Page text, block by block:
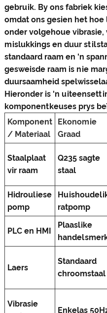
gebruik. By ons fabriek
omdat ons gesien het
onder volgehoue
mislukkings en duur
standaard raam en 'n
gesweisde raam is nie
duursaamheid
Hieronder is 'n
komponentkeuses prys
Komponent
/ Materiaal
Ekonomie
Graad
Staalplaat
vir raam
Q235 sagte
staal
Hidrouliese
pomp
ratpomp
PLC en HMI
Plaaslike
Laers
Standaard
chroomstaal
Vibrasie
Enkelas